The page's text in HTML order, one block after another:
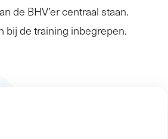
de BHV’er centraal staan.
bij de training inbegrepen.